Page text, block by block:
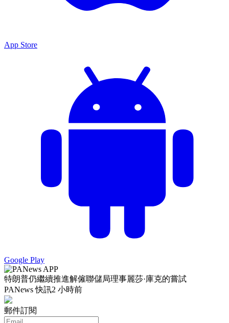
App Store
Google Play
特朗普仍繼續推進解僱聯儲局理事麗莎·庫克的嘗試
PANews 快訊2 小時前
郵件訂閱